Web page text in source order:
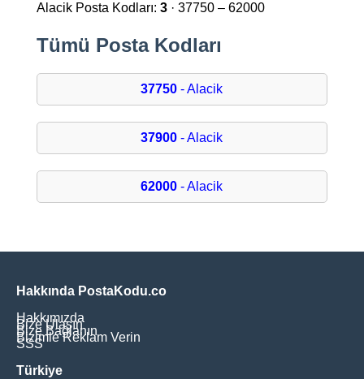
Alacik Posta Kodları: 3· 37750 – 62000
Tümü Posta Kodları
37750 - Alacik
37900 - Alacik
62000 - Alacik
Hakkında PostaKodu.co
Hakkımızda
Bize Ulaşın
Bize Bağlanın
Bizimle Reklam Verin
SSS
Türkiye